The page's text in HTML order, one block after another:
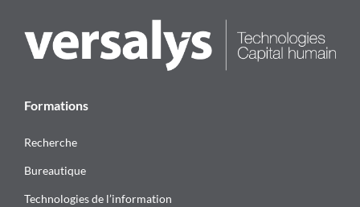
Formations
Recherche
Bureautique
Technologies de l’information